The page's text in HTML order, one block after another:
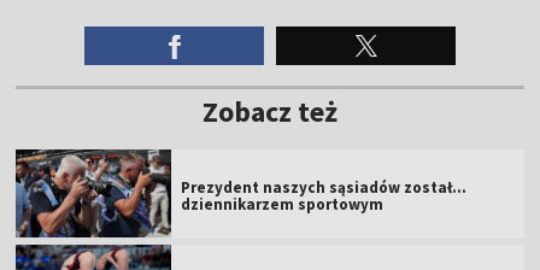
Zobacz też
Prezydent naszych sąsiadów został...
dziennikarzem sportowym